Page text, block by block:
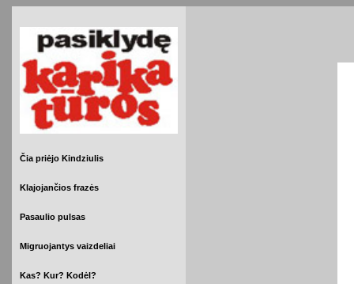
Čia priėjo Kindziulis
Klajojančios frazės
Pasaulio pulsas
Migruojantys vaizdeliai
Kas? Kur? Kodėl?